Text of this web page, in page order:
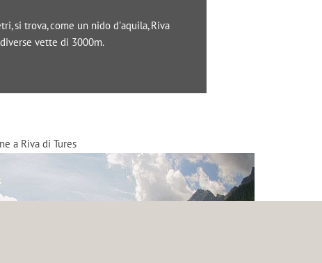
si trova, come un nido d'aquila, Riva
vette di 3000m.
a Riva di Tures